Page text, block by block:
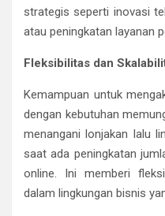
strategis seperti inovasi
atau peningkatan layanan
Fleksibilitas dan
Kemampuan untuk
dengan kebutuhan
menangani lonjakan lalu
saat ada peningkatan
online. Ini memberi
dalam lingkungan bisnis